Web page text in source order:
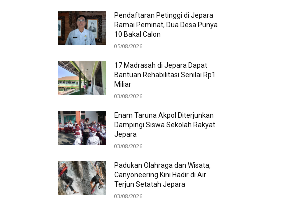
Pendaftaran Petinggi di Jepara
Ramai Peminat, Dua Desa Punya
10 Bakal Calon
05/08/2026
17 Madrasah di Jepara Dapat
Bantuan Rehabilitasi Senilai Rp1
Miliar
03/08/2026
Enam Taruna Akpol Diterjunkan
Dampingi Siswa Sekolah Rakyat
Jepara
03/08/2026
Padukan Olahraga dan Wisata,
Canyoneering Kini Hadir di Air
Terjun Setatah Jepara
03/08/2026